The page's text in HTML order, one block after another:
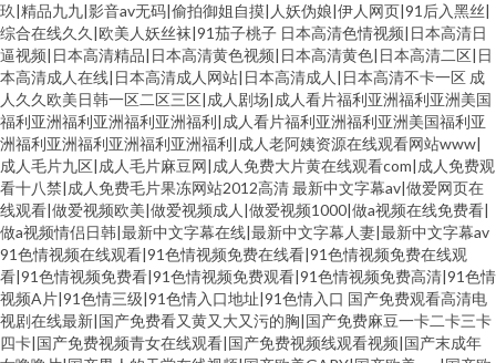
玖|精品九九|影音av无码|偷拍御姐自摸|人妖伪娘|伊人网页|91后入黑丝|
综合在线久久|欧美人妖丝袜|91茄子桃子 日本高清色情视频|日本高清日
逼视频|日本高清精品|日本高清黄色视频|日本高清黄色|日本高清二区|日
本高清成人在线|日本高清成人网站|日本高清成人|日本高清不卡一区 成
人久久欧美日韩一区二区三区|成人剧场|成人看片福利亚洲福利亚洲美国
福利亚洲福利亚洲福利亚洲福利|成人看片福利亚洲福利亚洲美国福利亚
洲福利亚洲福利亚洲福利亚洲福利|成人老阿姨资源在线观看网站www|
成人毛片九区|成人毛片麻豆网|成人免费大片黄在线观看com|成人免费观
看十八禁|成人免费毛片果冻网站2012高清最新中文字幕av|做爱网页在
线观看|做爱视频欧美|做爱视频成人|做爱视频1000|做a视频在线免费看|
做a视频情侣日韩|最新中文字幕在线|最新中文字幕人妻|最新中文字幕av
91色情视频在线观看|91色情视频免费在线看|91色情视频免费在线观
看|91色情视频免费看|91色情视频免费观看|91色情视频免费高清|91色情
视频A片|91色情三级|91色情入口地址|91色情入口 国产免费观看高清电
视剧在线最新|国产免费看又黄又大又污的胸|国产免费麻豆一卡二卡三卡
四卡|国产免费视频青女在线观看|国产免费视频线观看视频|国产末成年